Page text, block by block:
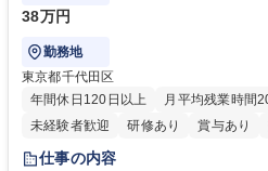
38万円
勤務地
東京都千代田区
年間休日120日以上
月平均残業時間
未経験者歓迎
研修あり 賞与あり
仕事の内容